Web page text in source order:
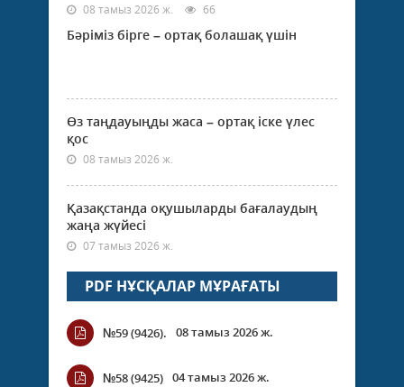
08 тамыз 2026 ж. 66
Бәріміз бірге – ортақ болашақ үшін
Өз таңдауыңды жаса – ортақ іске үлес
қос
08 тамыз 2026 ж.
Қазақстанда оқушыларды бағалаудың
жаңа жүйесі
07 тамыз 2026 ж.
PDF НҰСҚАЛАР МҰРАҒАТЫ
№59 (9426). 08 тамыз 2026 ж.
№58 (9425) 04 тамыз 2026 ж.